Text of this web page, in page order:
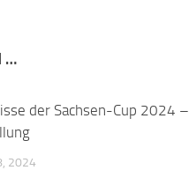
…
der Sachsen-Cup 2024 –
2024